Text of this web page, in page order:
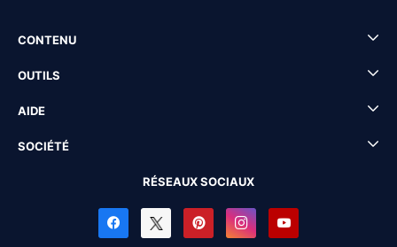
CONTENU
OUTILS
AIDE
SOCIÉTÉ
RÉSEAUX SOCIAUX